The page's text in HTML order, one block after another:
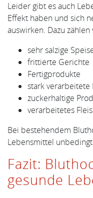
Leider gibt es auch
Effekt haben und sich
auswirken. Dazu zählen
sehr salzige
frittierte Gerichte
Fertigprodukte
stark verarbeitete
zuckerhaltige
verarbeitetes
Bei bestehendem
Lebensmittel
Fazit:
gesunde